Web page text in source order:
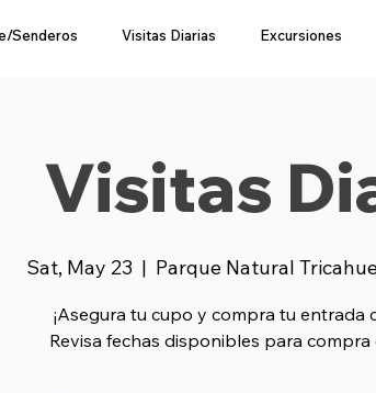
Senderos Visitas Diarias Excursiones
Visitas
Sat, May 23
  |
Parque Natural
¡Asegura tu cupo y compra tu entrada
Revisa fechas disponibles para compra